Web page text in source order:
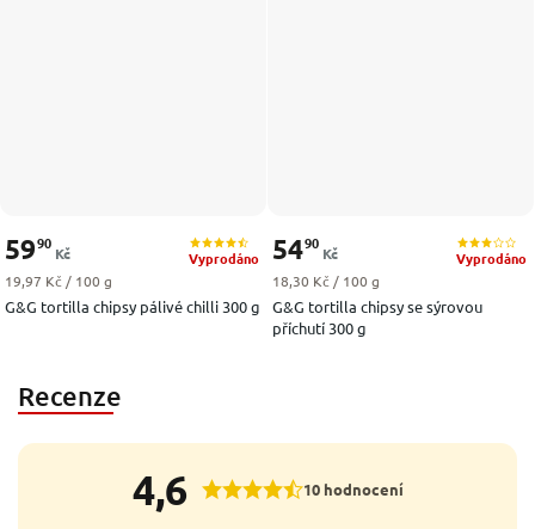
G&G tortilla chipsy pálivé chilli 300 g
Vyprodáno
5990
Kč
Měrná cena:
19,97 Kč / 100 g
G&G tortilla chipsy se sýrovou
příchutí 300 g
Vyprodáno
5490
Kč
Měrná cena:
18,30 Kč / 100 g
Recenze
4,6 10 hodnocení